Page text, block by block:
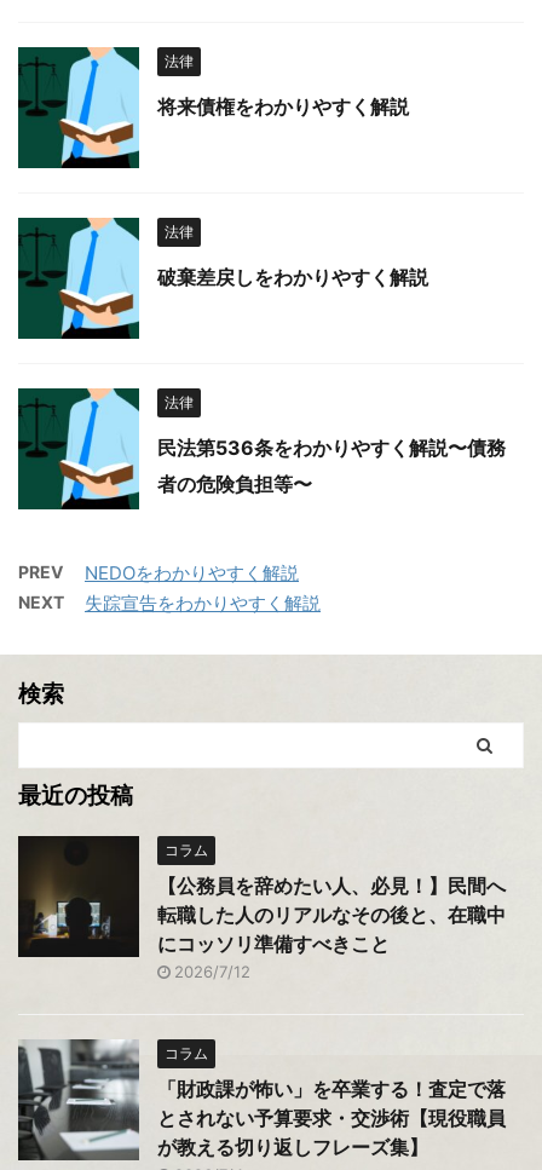
法律
将来債権をわかりやすく解説
法律
破棄差戻しをわかりやすく解説
法律
民法第536条をわかりやすく解説〜債務
者の危険負担等〜
PREV NEDOをわかりやすく解説
NEXT 失踪宣告をわかりやすく解説
検索
最近の投稿
コラム
【公務員を辞めたい人、必見！】民間へ
転職した人のリアルなその後と、在職中
にコッソリ準備すべきこと
2026/7/12
コラム
「財政課が怖い」を卒業する！査定で落
とされない予算要求・交渉術【現役職員
が教える切り返しフレーズ集】